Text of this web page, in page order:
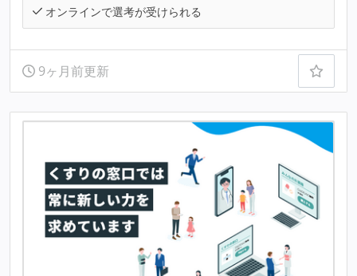
オンラインで選考が受けられる
9ヶ月前更新